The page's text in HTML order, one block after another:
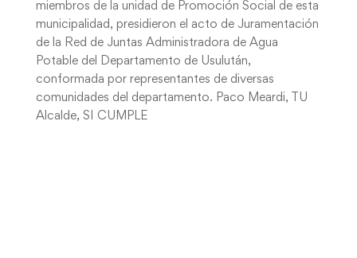
miembros de la unidad de Promoción Social de esta
municipalidad, presidieron el acto de Juramentación
de la Red de Juntas Administradora de Agua
Potable del Departamento de Usulután,
conformada por representantes de diversas
comunidades del departamento. Paco Meardi, TU
Alcalde, SI CUMPLE